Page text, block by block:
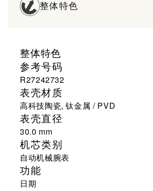
整体特色
整体特色
参考号码
R27242732
表壳材质
高科技陶瓷, 钛金属 / PVD
表壳直径
30.0 mm
机芯类别
自动机械腕表
功能
日期